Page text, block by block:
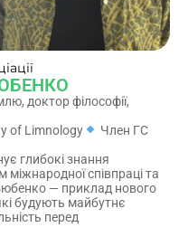
доктор філософії,
of Limnology
Член ГС
глибокі знання
міжнародної співпраці та
— приклад нового
будують майбутнє
перед